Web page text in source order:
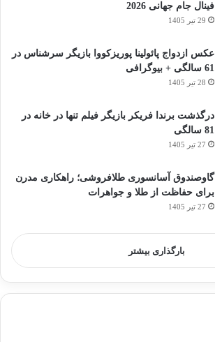
فینال جام جهانی 2026
29 تیر 1405
عکس ازدواج پائولینا پوریزکووا بازیگر سرشناس در
61 سالگی + بیوگرافی
28 تیر 1405
درگذشت برندا فریکر بازیگر فیلم تنها در خانه در
81 سالگی
27 تیر 1405
گاوصندوق آسانسوری طلافروشی؛ راهکاری مدرن
برای حفاظت از طلا و جواهرات
27 تیر 1405
بارگذاری بیشتر